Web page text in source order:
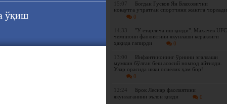
15:07
Богдан Гусков Ян Блаховични
нокаутга учратган спортчини жангга чорлади
0
14:33
"У етарлича иш қилди". Махачев UFC
чемпиони фаолиятини якунлаши кераклиги
ҳақида гапирди
0
13:00
Инфантинонинг ўрнини эгаллаши
мумкин бўлган беш асосий номзод айтилди.
Улар орасида икки осиёлик ҳам бор!
0
12:24
Брок Леснар фаолиятини
якунлаганини эълон қилди
0
ўқиш